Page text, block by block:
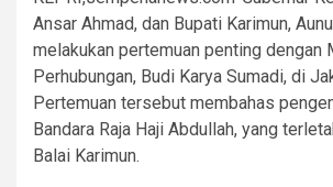
Ansar Ahmad, dan Bupati Karimun,
melakukan pertemuan penting dengan
Perhubungan, Budi Karya Sumadi, di
Pertemuan tersebut membahas
Bandara Raja Haji Abdullah, yang
Balai Karimun.